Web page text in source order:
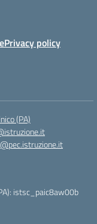
Privacy policy
(PA)
istsc_paic8aw00b